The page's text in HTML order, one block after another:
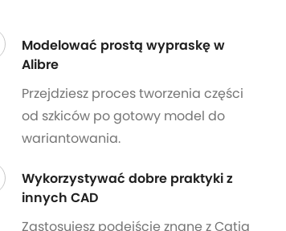
Modelować prostą wypraskę w
Alibre
Przejdziesz proces tworzenia części
od szkiców po gotowy model do
wariantowania.
Wykorzystywać dobre praktyki z
innych CAD
Zastosujesz podejście znane z Catia